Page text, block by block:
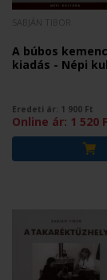
A búbos
kiadás -
Eredeti ár: 1 900 Ft
Online ár: 1 520